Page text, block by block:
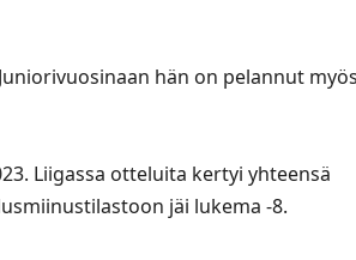
hän on pelannut
Liigassa otteluita kertyi yhteensä
jäi lukema -8.